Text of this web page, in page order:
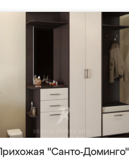
Прихожая "Санто-Доминго"